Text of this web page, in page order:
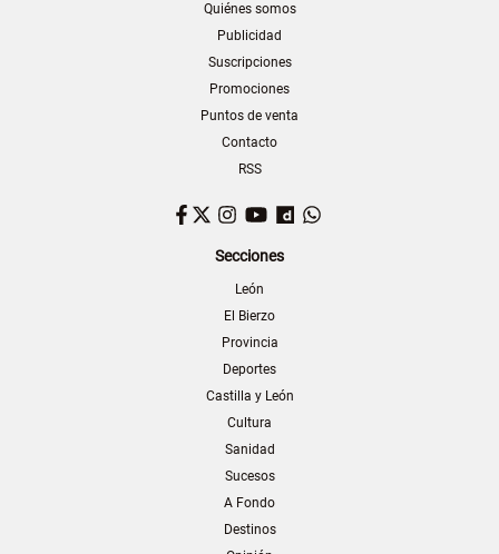
Quiénes somos
Publicidad
Suscripciones
Promociones
Puntos de venta
Contacto
RSS
Facebook
TwitterInstagram
YouTubeDailymotion
Secciones
León
El Bierzo
Provincia
Deportes
Castilla y León
Cultura
Sanidad
Sucesos
A Fondo
Destinos